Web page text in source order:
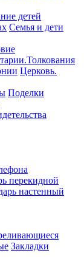
детей
Семья и дети
Церковь.
Поделки
перекидной
настенный
Закладки